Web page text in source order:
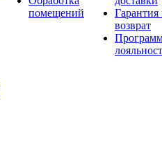
помещений
Гарантия
возврат